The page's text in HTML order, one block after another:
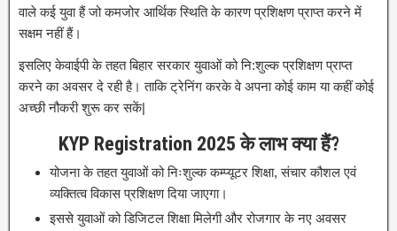
वाले कई युवा हैं जो कमजोर आर्थिक स्थिति के कारण प्रशिक्षण प्राप्त करने में
सक्षम नहीं हैं।
इसलिए केवाईपी के तहत बिहार सरकार युवाओं को नि:शुल्क प्रशिक्षण प्राप्त
करने का अवसर दे रही है। ताकि ट्रेनिंग करके वे अपना कोई काम या कहीं कोई
अच्छी नौकरी शुरू कर सकें|
KYP Registration 2025 के लाभ क्या हैं?
योजना के तहत युवाओं को निःशुल्क कम्प्यूटर शिक्षा, संचार कौशल एवं
व्यक्तित्व विकास प्रशिक्षण दिया जाएगा।
इससे युवाओं को डिजिटल शिक्षा मिलेगी और रोजगार के नए अवसर